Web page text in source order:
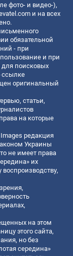
фото- и видео-),
и на всех
обязательной
- при
и при
поисковых
ссылке
оригинальный
статьи,
на которые
редакция
Украины
не имеет права
их
на этом
этого сайта,
но без
середина»